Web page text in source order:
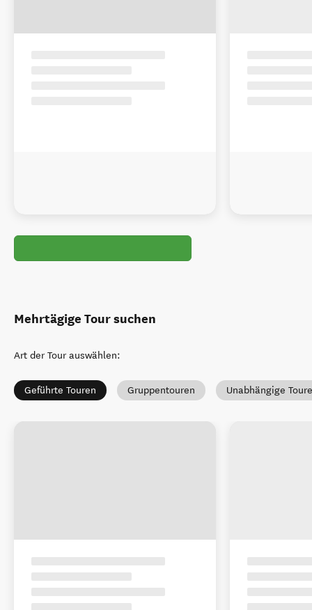
Mehrtägige Tour suchen
Art der Tour auswählen:
Geführte Touren Gruppentouren Unabhängige